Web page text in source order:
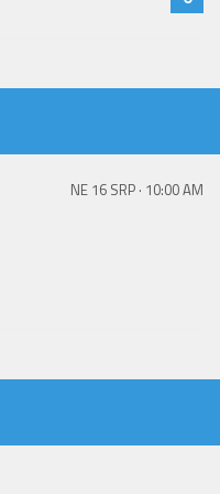
NE 16 SRP · 10:00 AM